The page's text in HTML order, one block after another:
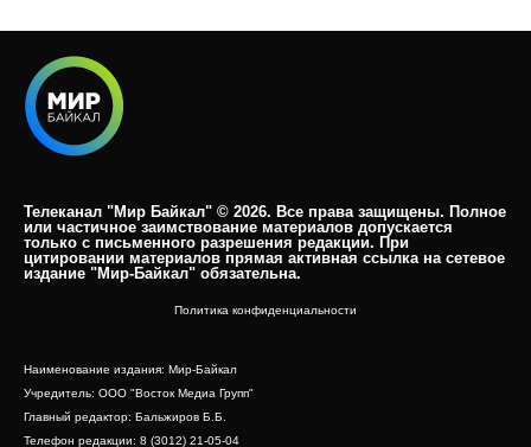
Телеканал "Мир Байкал" © 2026. Все права защищены. Полное
или частичное заимствование материалов допускается
только с письменного разрешения редакции. При
цитировании материалов прямая активная ссылка на сетевое
издание "Мир-Байкал" обязательна.​
Политика конфиденциальности
Наименование издания: Мир-Байкал
Учредитель: ООО "Восток Медиа Групп"
Главный редактор: Бальжиров Б.Б.
Телефон редакции: 8 (3012) 21-05-04